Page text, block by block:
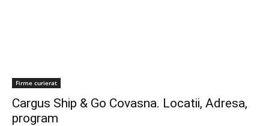
Firme curierat
Cargus Ship & Go Covasna. Locatii, Adresa,
program